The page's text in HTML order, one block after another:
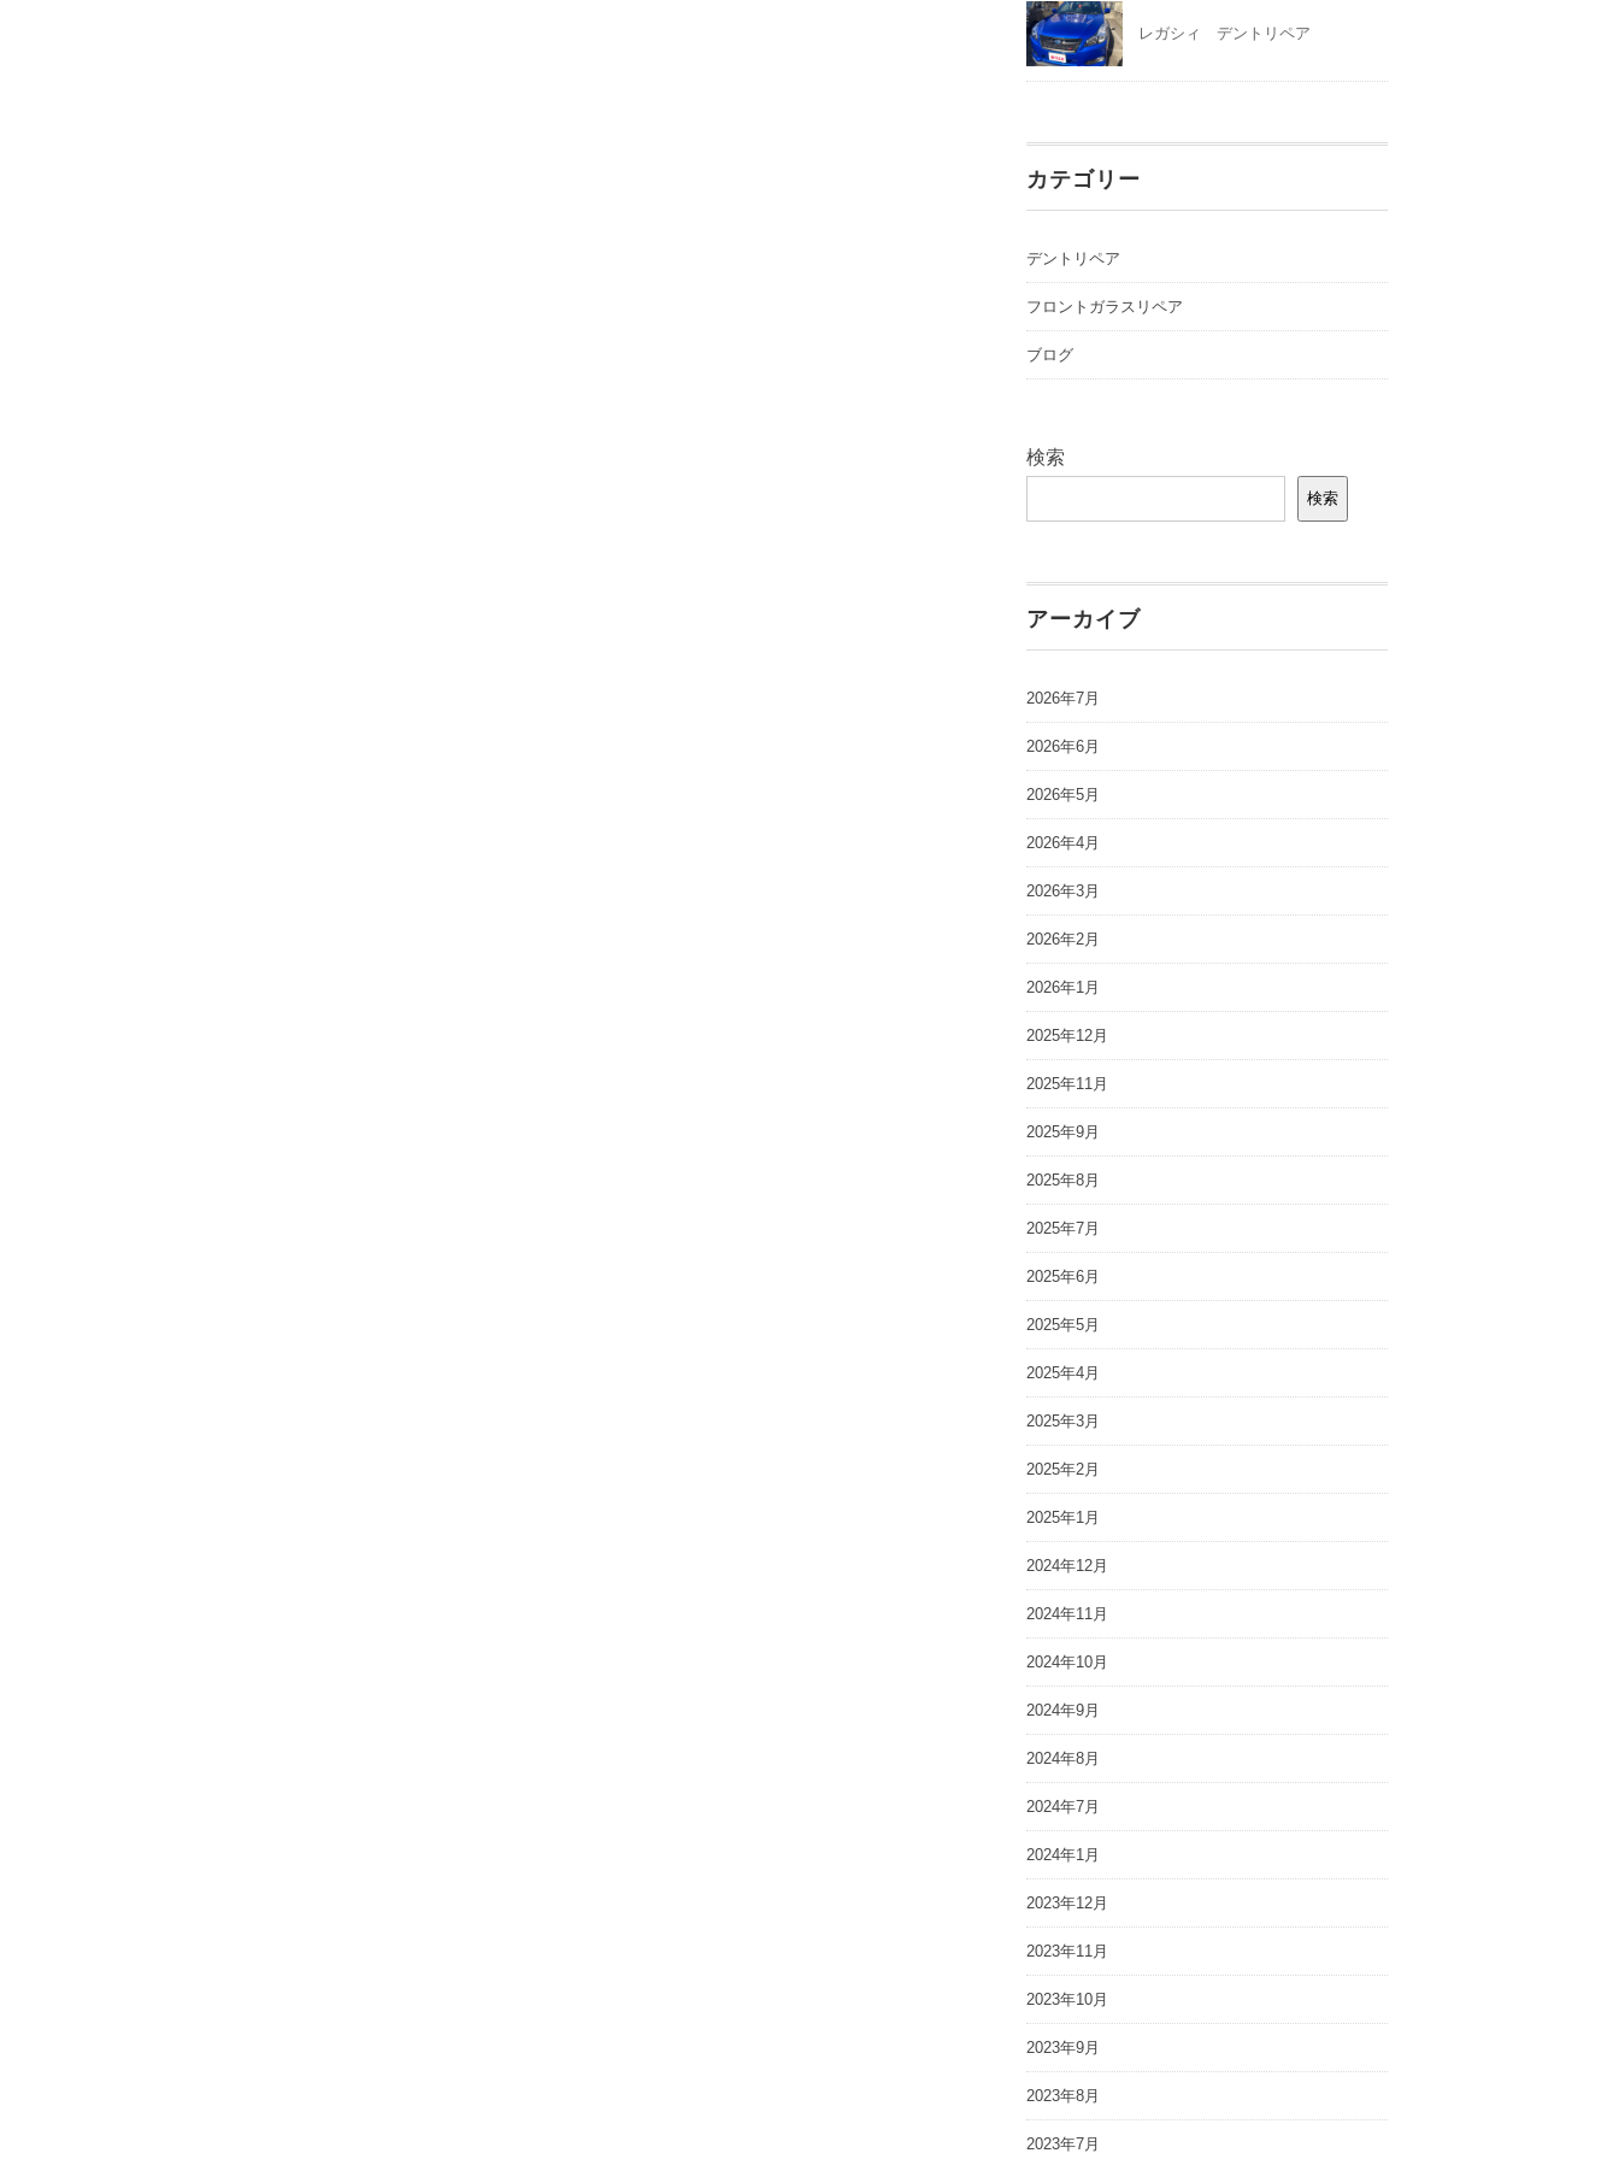
レガシィ デントリペア
カテゴリー
デントリペア
フロントガラスリペア
ブログ
検索
検索
アーカイブ
2026年7月
2026年6月
2026年5月
2026年4月
2026年3月
2026年2月
2026年1月
2025年12月
2025年11月
2025年9月
2025年8月
2025年7月
2025年6月
2025年5月
2025年4月
2025年3月
2025年2月
2025年1月
2024年12月
2024年11月
2024年10月
2024年9月
2024年8月
2024年7月
2024年1月
2023年12月
2023年11月
2023年10月
2023年9月
2023年8月
2023年7月